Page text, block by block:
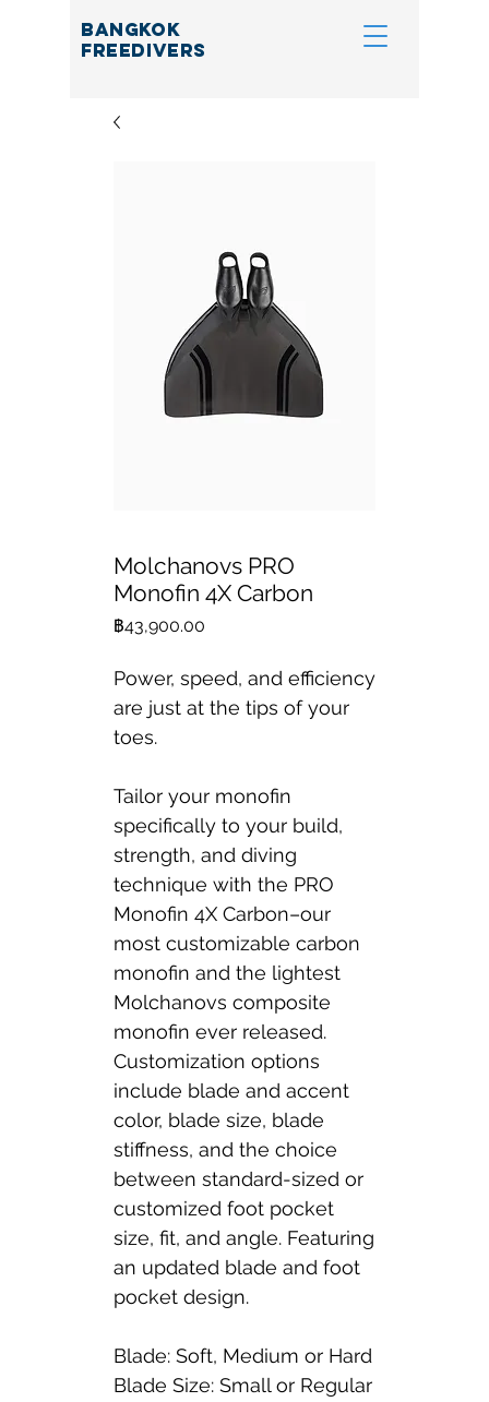
BANGKOK
FREEDIVERS
Molchanovs PRO
Monofin 4X Carbon
฿43,900.00
Power, speed, and efficiency
are just at the tips of your
toes.
Tailor your monofin
specifically to your build,
strength, and diving
technique with the PRO
Monofin 4X Carbon–our
most customizable carbon
monofin and the lightest
Molchanovs composite
monofin ever released.
Customization options
include blade and accent
color, blade size, blade
stiffness, and the choice
between standard-sized or
customized foot pocket
size, fit, and angle. Featuring
an updated blade and foot
pocket design.
Blade: Soft, Medium or Hard
Blade Size: Small or Regular